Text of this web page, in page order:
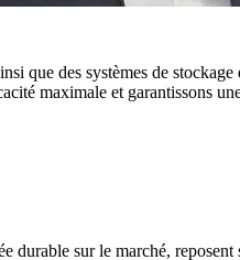
que des systèmes de
maximale et garantissons
sur le marché,